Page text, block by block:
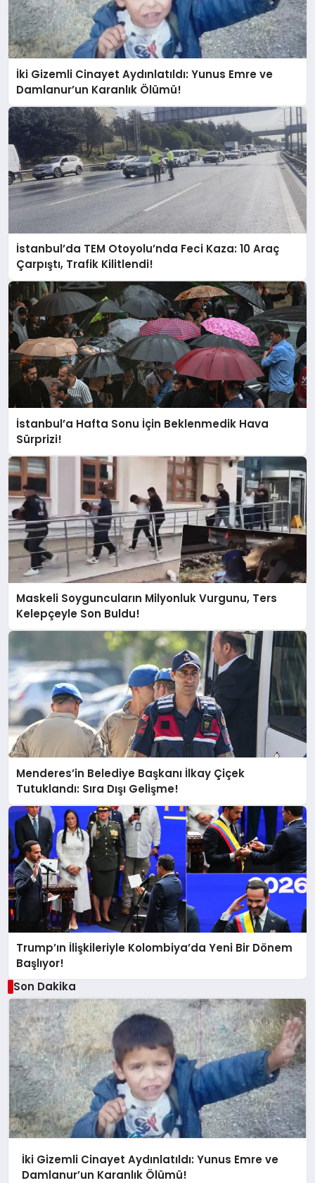
İki Gizemli Cinayet Aydınlatıldı: Yunus Emre ve
Damlanur’un Karanlık Ölümü!
İstanbul’da TEM Otoyolu’nda Feci Kaza: 10 Araç
Çarpıştı, Trafik Kilitlendi!
İstanbul’a Hafta Sonu İçin Beklenmedik Hava
Sürprizi!
Maskeli Soyguncuların Milyonluk Vurgunu, Ters
Kelepçeyle Son Buldu!
Menderes’in Belediye Başkanı İlkay Çiçek
Tutuklandı: Sıra Dışı Gelişme!
Trump’ın İlişkileriyle Kolombiya’da Yeni Bir Dönem
Başlıyor!
Son Dakika
İki Gizemli Cinayet Aydınlatıldı: Yunus Emre ve
Damlanur’un Karanlık Ölümü!